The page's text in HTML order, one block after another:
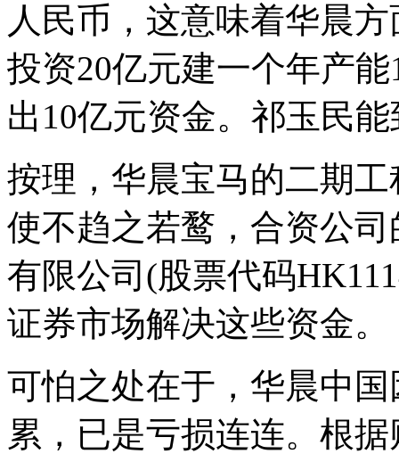
人民币，这意味着华晨
投资20亿元建一个年产
出10亿元资金。祁玉民
按理，华晨宝马的二期
使不趋之若鹜，合资公
有限公司(股票代码
证券市场解决这些资金。
可怕之处在于，华晨中
累，已是亏损连连。根